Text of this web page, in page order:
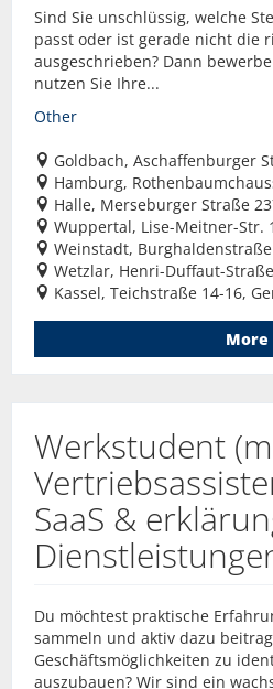
Sind Sie unschlüssig, welche
passt oder ist gerade nicht die
ausgeschrieben? Dann
nutzen Sie Ihre...
Other
Goldbach, Aschaffenburger
Hamburg,
Halle, Merseburger Straße
Wuppertal, Lise-Meitner-Str.
Weinstadt,
Wetzlar, Henri-Duffaut-
Kassel, Teichstraße 14-16,
More
Werkstudent
SaaS &
Du möchtest praktische
sammeln und aktiv dazu
Geschäftsmöglichkeiten zu
auszubauen? Wir sind ein